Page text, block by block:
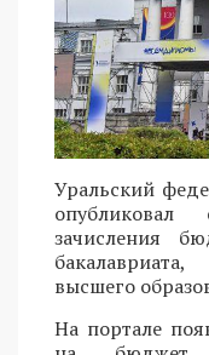
Уральский
зачисления
высшего
На портале